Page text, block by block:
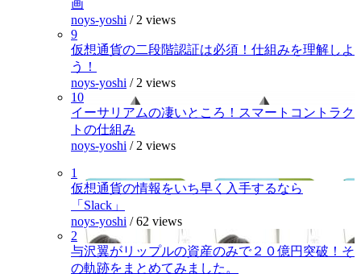
画
noys-yoshi / 2 views
9
仮想通貨の二段階認証は必須！仕組みを理解しよ
う！
noys-yoshi / 2 views
10
イーサリアムの凄いところ！スマートコントラク
トの仕組み
noys-yoshi / 2 views
1
仮想通貨の情報をいち早く入手するなら
「Slack」
noys-yoshi /62 views
2
与沢翼がリップルの資産のみで２０億円突破！そ
の軌跡をまとめてみました。